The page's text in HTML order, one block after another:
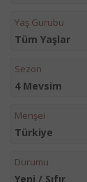
Yaş Gurubu
Tüm Yaşlar
Sezon
4 Mevsim
Menşei
Türkiye
Durumu
Yeni / Sıfır